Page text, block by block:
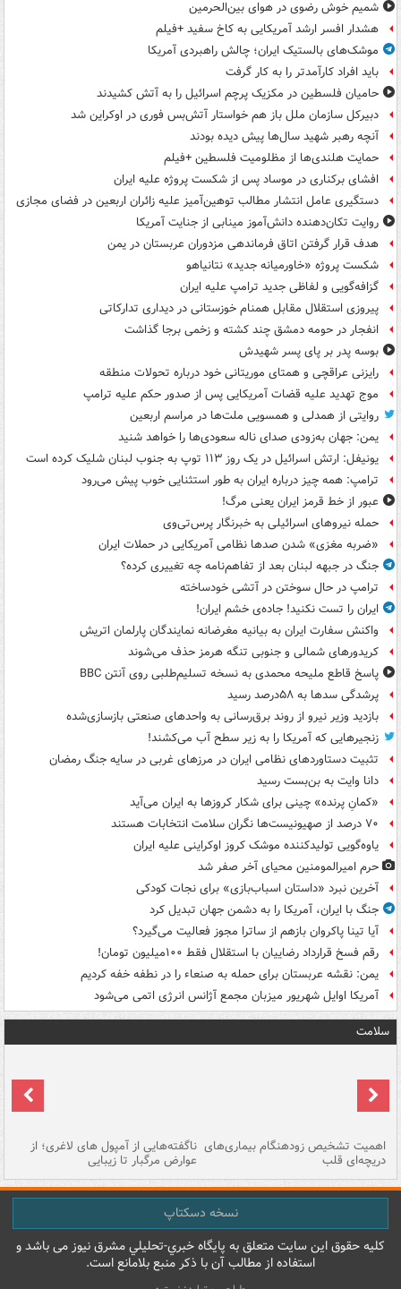
شمیم خوش رضوی در هوای بین‌الحرمین
هشدار افسر ارشد آمریکایی به کاخ سفید +فیلم
موشک‌های بالستیک ایران؛ چالش راهبردی آمریکا
باید افراد کارآمدتر را به کار گرفت
حامیان فلسطین در مکزیک پرچم اسرائیل را به آتش کشیدند
دبیرکل سازمان ملل باز هم خواستار آتش‌بس فوری در اوکراین شد
آنچه رهبر شهید سال‌ها پیش دیده بودند
حمایت هلندی‌ها از مظلومیت فلسطین +فیلم
افشای برکناری در موساد پس از شکست پروژه علیه ایران
دستگیری عامل انتشار مطالب توهین‌آمیز علیه زائران اربعین در فضای مجازی
روایت تکان‌دهنده دانش‌آموز مینابی از جنایت آمریکا
هدف قرار گرفتن اتاق‌ فرماندهی مزدوران عربستان در یمن
شکست پروژه «خاورمیانه جدید» نتانیاهو
گزافه‌گویی و لفاظی جدید ترامپ علیه ایران
پیروزی استقلال مقابل همنام خوزستانی در دیداری تدارکاتی
انفجار در حومه دمشق چند کشته و زخمی برجا گذاشت
بوسه‌ پدر بر پای پسر شهیدش
رایزنی عراقچی و همتای موریتانی خود درباره تحولات منطقه
موج تهدید علیه قضات آمریکایی پس از صدور حکم علیه ترامپ
روایتی از همدلی و همسویی ملت‌ها در مراسم اربعین
یمن: جهان به‌زودی صدای ناله سعودی‌ها را خواهد شنید
یونیفل: ارتش اسرائیل در یک روز ۱۱۳ توپ به جنوب لبنان شلیک کرده است
ترامپ: همه چیز درباره ایران به طور استثنایی خوب پیش می‌رود
عبور از خط قرمز ایران یعنی مرگ!
حمله نیروهای اسرائیلی به خبرنگار پرس‌تی‌وی
«ضربه مغزی» شدن صدها نظامی آمریکایی در حملات ایران
جنگ در جبهه لبنان بعد از تفاهم‌نامه چه تغییری کرده؟
ترامپ در حال سوختن در آتشی خودساخته
ایران را تست نکنید! جاده‌ی خشم ایران!
واکنش سفارت ایران به بیانیه مغرضانه نمایندگان پارلمان اتریش
کریدورهای شمالی و جنوبی تنگه هرمز حذف می‌شوند
پاسخ قاطع ملیحه محمدی به نسخه تسلیم‌طلبی روی آنتن BBC
پرشدگی سدها به ۵۸درصد رسید
بازدید وزیر نیرو از روند برق‌رسانی به واحدهای صنعتی بازسازی‌شده
زنجیرهایی که آمریکا را به زیر سطح آب می‌کشند!
تثبیت دستاوردهای نظامی ایران در مرزهای غربی در سایه جنگ رمضان
دانا وایت به بن‌بست رسید
«کمانِ پرنده» چینی برای شکار کروزها به ایران می‌آید
۷۰ درصد از صهیونیست‌ها نگران سلامت انتخابات هستند
یاوه‌گویی تولیدکننده موشک کروز اوکراینی علیه ایران
حرم امیرالمومنین محیای آخر صفر شد
آخرین نبرد «داستان اسباب‌بازی» برای نجات کودکی
جنگ با ایران، آمریکا را به دشمن جهان تبدیل کرد
آیا تینا پاکروان بازهم از ساترا مجوز فعالیت می‌گیرد؟
رقم فسخ قرارداد رضاییان با استقلال فقط ۱۰۰میلیون تومان!
یمن: نقشه عربستان برای حمله به صنعاء را در نطفه خفه کردیم
آمریکا اوایل شهریور میزبان مجمع آژانس انرژی اتمی می‌شود
سلامت
اهمیت تشخیص زودهنگام بیماری‌های
دریچه‌ای قلب
ناگفته‌هایی از آمپول های لاغری؛ از
عوارض مرگبار تا زیبایی
نسخه دسکتاپ
کليه حقوق اين سايت متعلق به پایگاه خبري-تحليلي مشرق نيوز می باشد و
استفاده از مطالب آن با ذکر منبع بلامانع است.